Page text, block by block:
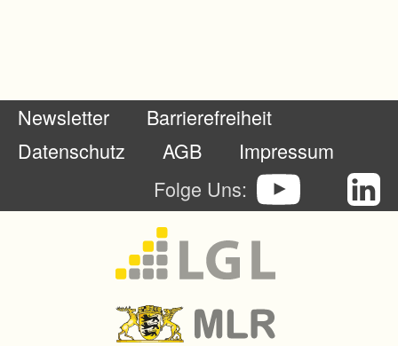
Newsletter
Barrierefreiheit
Datenschutz
AGB
Impressum
Folge Uns: